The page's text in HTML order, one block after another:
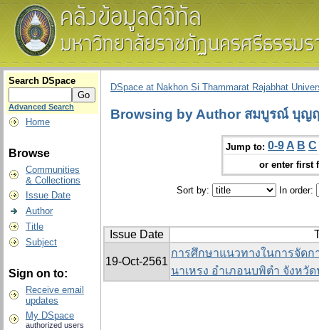
Search DSpace
Advanced Search
Home
Browse
Communities
& Collections
Issue Date
Author
Title
Subject
Sign on to:
Receive email
updates
My DSpace
authorized users
DSpace at Nakhon Si Thammarat Rajabhat
Browsing by Author สมบูรณ์ บุญ
Jump to: 0-9 A B C
or enter first
Sort by: In order:
Issue Date
19-Oct-2561
การศึกษาแนวทางในการจัด
นาเหรง อำเภอนบพิตำ จังหวั